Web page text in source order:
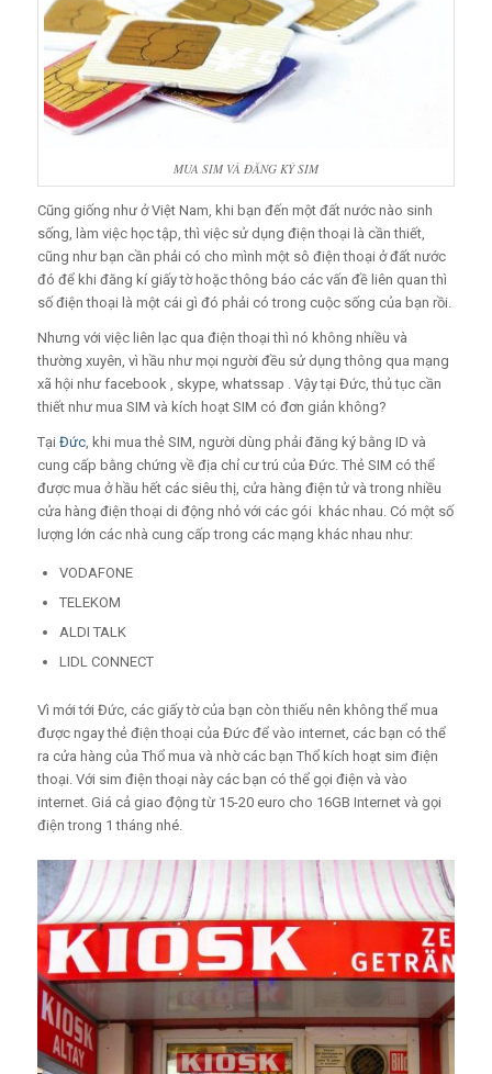
MUA SIM VÀ ĐĂNG KÝ SIM
Cũng giống như ở Việt Nam, khi bạn đến một đất nước nào sinh
sống, làm việc học tập, thì việc sử dụng điện thoại là cần thiết,
cũng như bạn cần phải có cho mình một sô điện thoại ở đất nước
đó để khi đăng kí giấy tờ hoặc thông báo các vấn đề liên quan thì
số điện thoại là một cái gì đó phải có trong cuộc sống của bạn rồi.
Nhưng với việc liên lạc qua điện thoại thì nó không nhiều và
thường xuyên, vì hầu như mọi người đều sử dụng thông qua mạng
xã hội như facebook , skype, whatssap . Vậy tại Đức, thủ tục cần
thiết như mua SIM và kích hoạt SIM có đơn giản không?
Tại Đức, khi mua thẻ SIM, người dùng phải đăng ký bằng ID và
cung cấp bằng chứng về địa chỉ cư trú của Đức. Thẻ SIM có thể
được mua ở hầu hết các siêu thị, cửa hàng điện tử và trong nhiều
cửa hàng điện thoại di động nhỏ với các gói khác nhau. Có một số
lượng lớn các nhà cung cấp trong các mạng khác nhau như:
VODAFONE
TELEKOM
ALDI TALK
LIDL CONNECT
Vì mới tới Đức, các giấy tờ của bạn còn thiếu nên không thể mua
được ngay thẻ điện thoại của Đức để vào internet, các bạn có thể
ra cửa hàng của Thổ mua và nhờ các bạn Thổ kích hoạt sim điện
thoại. Với sim điện thoại này các bạn có thể gọi điện và vào
internet. Giá cả giao động từ 15-20 euro cho 16GB Internet và gọi
điện trong 1 tháng nhé.